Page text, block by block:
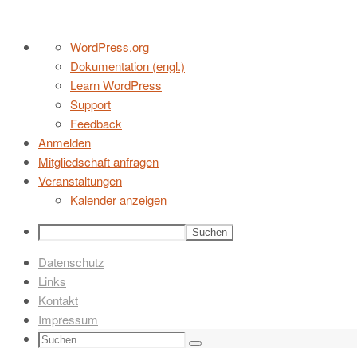
Zum
Über
WordPress
WordPress.org
Dokumentation (engl.)
Learn WordPress
Support
Feedback
Anmelden
Mitgliedschaft anfragen
Veranstaltungen
Kalender anzeigen
Suchen
Datenschutz
Links
Kontakt
Impressum
Suchen
Suchen